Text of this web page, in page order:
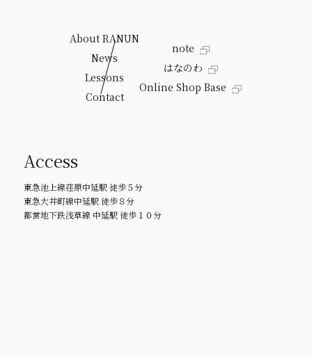
About RANUN
News
Lessons
Contact
note
はなのわ
Online Shop Base
Access
東急池上線荏原中延駅 徒歩５分
東急大井町線中延駅 徒歩８分
都営地下鉄浅草線 中延駅 徒歩１０分